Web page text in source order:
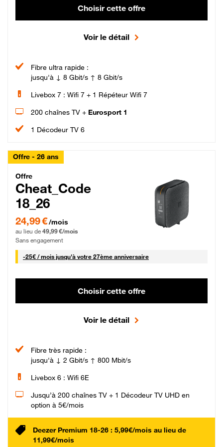
Choisir cette offre
Voir le détail
Fibre ultra rapide :
jusqu'à ↓ 8 Gbit/s ↑ 8 Gbit/s
Livebox 7 : Wifi 7 + 1 Répéteur Wifi 7
200 chaînes TV + Eurosport 1
1 Décodeur TV 6
Offre - 26 ans
Cheat_Code Fibre_18_26
Offre
Cheat_Code
18_26
24,99 € par mois pendant 0 mois puis 49,99 € par mois, Sans engagement
24,99 €/mois
au lieu de 49,99 €/mois
Sans engagement
-25€ / mois25 € par mois
jusqu'à votre 27ème anniversaire
Choisir cette offre
Voir le détail
Fibre très rapide :
jusqu'à ↓ 2 Gbit/s ↑ 800 Mbit/s
Livebox 6 : Wifi 6E
Jusqu’à 200 chaînes TV + 1 Décodeur TV UHD en
option à 5€/mois
Deezer Premium 18-26 : 5,99€/mois au lieu de
11,99€/mois